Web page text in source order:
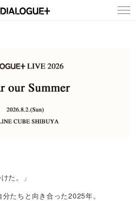
MEMBERS
た。」
たちと向き合った2025年。